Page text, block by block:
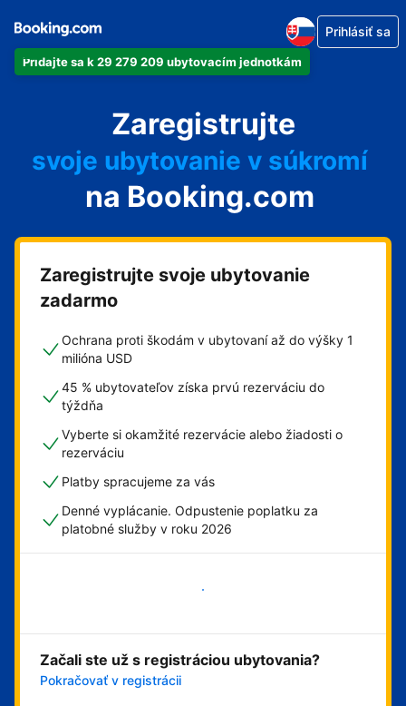
Pridajte sa k 29 279 209 ubytovacím jednotkám
Prihlásiť sa
Zaregistrujte
svoj hotel
svoje ubytovanie v súkromí
svoj penzión
svoje bed and breakfast
na Booking.com
Zaregistrujte svoje ubytovanie
zadarmo
Ochrana proti škodám v ubytovaní až do výšky 1
milióna USD
45 % ubytovateľov získa prvú rezerváciu do
týždňa
Vyberte si okamžité rezervácie alebo žiadosti o
rezerváciu
Platby spracujeme za vás
Denné vyplácanie. Odpustenie poplatku za
platobné služby v roku 2026
Začali ste už s registráciou ubytovania?
Pokračovať v registrácii